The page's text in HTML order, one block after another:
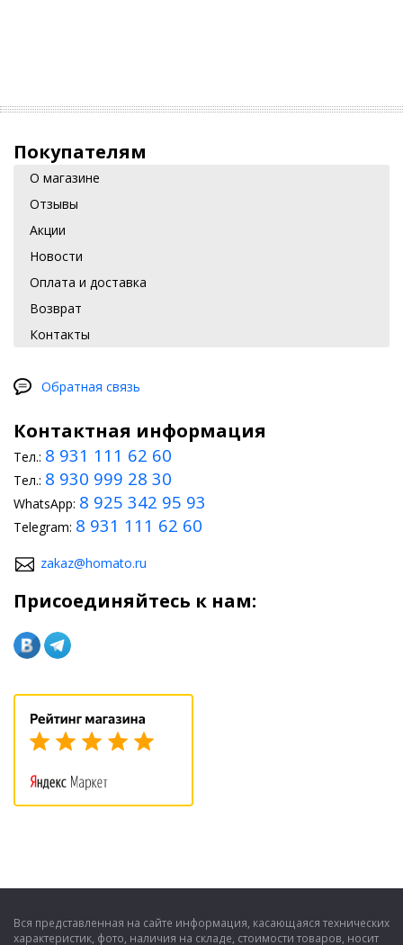
Покупателям
О магазине
Отзывы
Акции
Новости
Оплата и доставка
Возврат
Контакты
Обратная связь
Контактная информация
Тел.: 8 931 111 62 60
Тел.: 8 930 999 28 30
WhatsApp: 8 925 342 95 93
Telegram: 8 931 111 62 60
zakaz@homato.ru
Присоединяйтесь к нам:
Вся представленная на сайте информация, касающаяся технических
характеристик, фото, наличия на складе, стоимости товаров, носит